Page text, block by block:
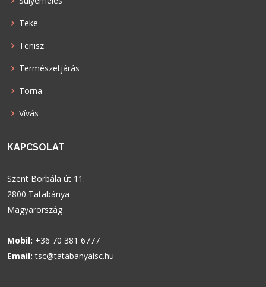
Teke
Tenisz
Természetjárás
Torna
Vívás
KAPCSOLAT
Szent Borbála út 11.
2800 Tatabánya
Magyarország
Mobil: +36 70 381 6777
Email: tsc@tatabanyaisc.hu